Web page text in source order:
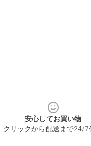
安心してお買い物
クリックから配送まで24/7